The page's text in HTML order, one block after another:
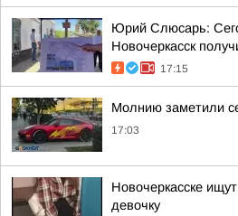
Юрий Слюсарь:
Новочеркасск
17:15
Молнию заметили
17:03
Новочеркасске
девочку